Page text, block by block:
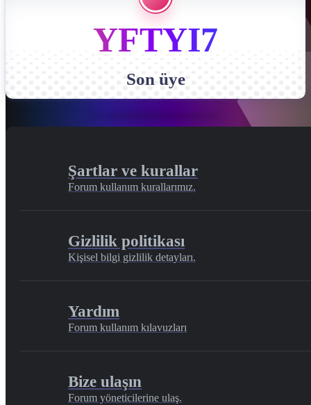
YFTYI7
Son üye
Şartlar ve kurallar
Forum kullanım kurallarımız.
Gizlilik politikası
Kişisel bilgi gizlilik detayları.
Yardım
Forum kullanım kılavuzları
Bize ulaşın
Forum yöneticilerine ulaş.